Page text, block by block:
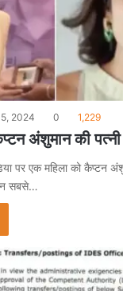
2024 0 1,229
अंशुमान की पत्नी
पर एक महिला को कैप्टन
सबसे…